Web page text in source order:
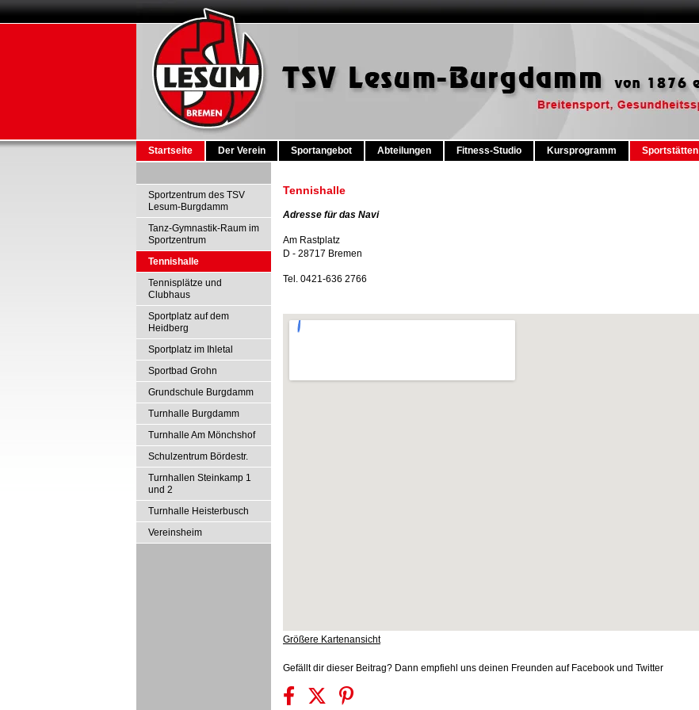
Tennishalle
Adresse für das Navi
Am Rastplatz
D - 28717 Bremen
Tel. 0421-636 2766
Größere Kartenansicht
Gefällt dir dieser Beitrag? Dann empfiehl uns deinen Freunden auf Facebook und Twitter
Sportzentrum des TSV
Lesum-Burgdamm
Tanz-Gymnastik-Raum im
Sportzentrum
Tennishalle
Tennisplätze und
Clubhaus
Sportplatz auf dem
Heidberg
Sportplatz im Ihletal
Sportbad Grohn
Grundschule Burgdamm
Turnhalle Burgdamm
Turnhalle Am Mönchshof
Schulzentrum Bördestr.
Turnhallen Steinkamp 1
und 2
Turnhalle Heisterbusch
Vereinsheim
Startseite Der Verein Sportangebot Abteilungen Fitness-Studio Kursprogramm Sportstätten